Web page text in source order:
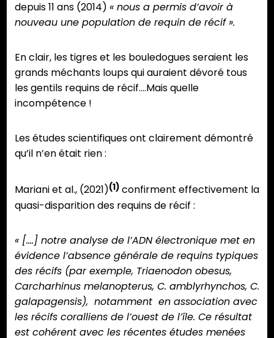
depuis 11 ans (2014) « nous a permis d’avoir à
nouveau une population de requin de récif ».
En clair, les tigres et les bouledogues seraient les
grands méchants loups qui auraient dévoré tous
les gentils requins de récif….Mais quelle
incompétence !
Les études scientifiques ont clairement démontré
qu’il n’en était rien :
Mariani et al., (2021)(1) confirment effectivement la
quasi-disparition des requins de récif :
« [….] notre analyse de l’ADN électronique met en
évidence l’absence générale de requins typiques
des récifs (par exemple, Triaenodon obesus,
Carcharhinus melanopterus, C. amblyrhynchos, C.
galapagensis), notamment en association avec
les récifs coralliens de l’ouest de l’île. Ce résultat
est cohérent avec les récentes études menées